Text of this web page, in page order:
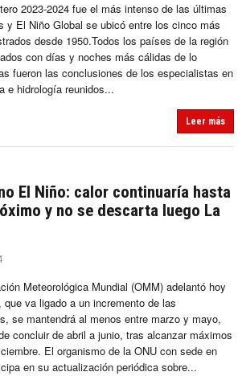
2023-2024 fue el más intenso de las últimas
y El Niño Global se ubicó entre los cinco más
desde 1950.Todos los países de la región
con días y noches más cálidas de lo
fueron las conclusiones de los especialistas en
e hidrología reunidos...
Leer más
El Niño: calor continuaría hasta
y no se descarta luego La
Meteorológica Mundial (OMM) adelantó hoy
que va ligado a un incremento de las
se mantendrá al menos entre marzo y mayo,
concluir de abril a junio, tras alcanzar máximos
El organismo de la ONU con sede en
en su actualización periódica sobre...